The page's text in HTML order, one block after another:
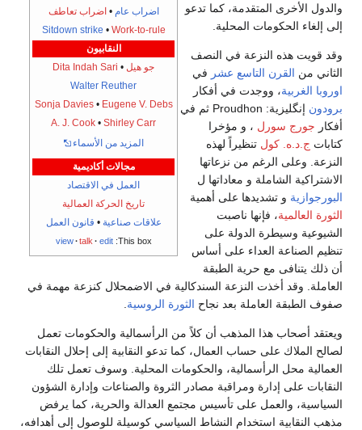
اضراب عام • اضراب تعاطف
Sitdown strike • Work-to-rule
النقابيون
جو هيل•
Dita Indah Sari
Walter Reuther
Sonja Davies• Eugene V. Debs
A. J. Cook •Shirley Carr
المزيد من الأسماء
مجالات أكاديمية
العمل في الاقتصاد
تاريخ الحركة العمالية
علاقات صناعية • قانون العمل
This box:
view talk edit
والدول الأخرى المتقدمة، كما تدعو
إلى إلغاء الحكومات المحلية.
وقد قويت هذه النزعة في النصف
الثاني من القرن التاسع عشر في
اوروبا الغربية، ووجدت في أفكار
برودون إنگليزية: Proudhon ثم في
أفكار جورج سورل ، و مؤخرا
كتابات ج.د.ه. كول تنظيراً لهذه
النزعة. وعلى الرغم من نزعاتها
الاشتراكية الشاملة و معاداتها ل
البورجوازية و تشديدها على أهمية
الثورة العالمية، فإنها ناصبت
الشيوعية وسيطرة الدولة على
تنظيم الصناعة العداء على أساس
أن ذلك يتنافى مع حرية الطبقة
العاملة. وقد أخذت النزعة السندكالية في الاضمحلال كنزعة مهمة في
صفوف الطبقة العاملة بعد نجاح الثورة الروسية
ويعتقد أصحاب هذا المذهب أن كلاً من الرأسمالية والحكومات تعمل
لصالح الملاك على حساب العمال، كما تدعو النقابية إلى إحلال النقابات
العمالية محل الرأسمالية، والحكومات المحلية. وسوف تعمل تلك
النقابات على إدارة ومراقبة مصادر الثروة والصناعات وإدارة الشؤون
السياسية، والعمل على تأسيس مجتمع العدالة والحرية، كما يرفض
مذهب النقابية استخدام النشاط السياسي كوسيلة للوصول إلى أهدافه،